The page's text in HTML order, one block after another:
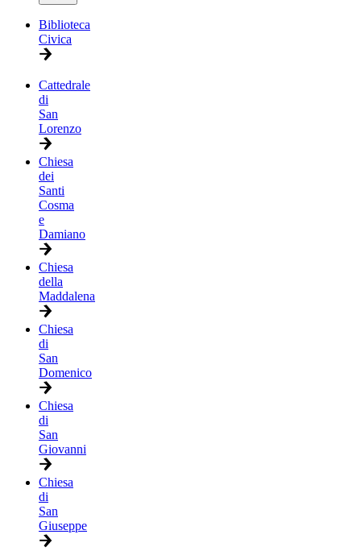
Biblioteca
Civica
Cattedrale
di
San
Lorenzo
Chiesa
dei
Santi
Cosma
e
Damiano
Chiesa
della
Maddalena
Chiesa
di
San
Domenico
Chiesa
di
San
Giovanni
Chiesa
di
San
Giuseppe